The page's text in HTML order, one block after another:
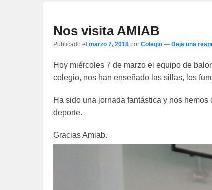
Nos visita AMIAB
Publicado el marzo 7, 2018 por Colegio — Deja una
Hoy miércoles 7 de marzo el equipo de
colegio, nos han enseñado las sillas, los
Ha sido una jornada fantástica y nos
deporte.
Gracias Amiab.